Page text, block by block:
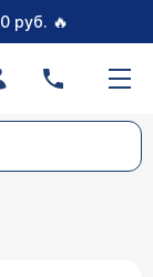
руб. 🔥